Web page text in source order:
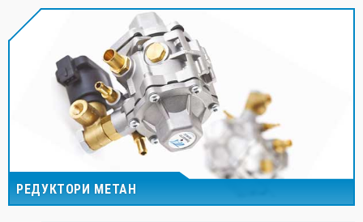
РЕДУКТОРИ МЕТАН